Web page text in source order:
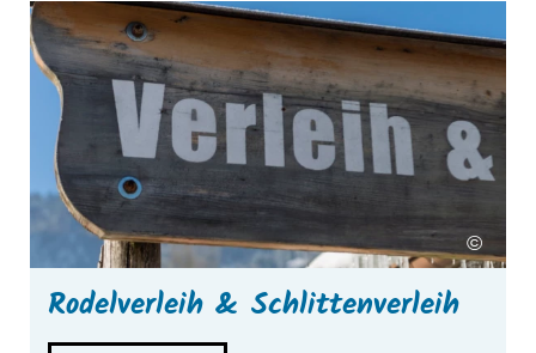
©
Rodelverleih & Schlittenverleih
mehr erfahren